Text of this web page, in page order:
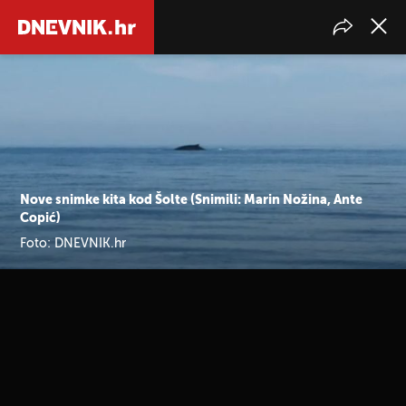
Nove snimke kita kod Šolte (Snimili: Marin Nožina, Ante
Copić)
Foto: DNEVNIK.hr